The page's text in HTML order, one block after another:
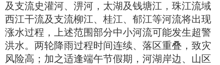
及支流史灌河、淠河，太湖及钱塘江，珠江流域
西江干流及支流柳江、桂江、郁江等河流将出现
涨水过程，上述范围部分中小河流可能发生超警
洪水。两轮降雨过程时间连续、落区重叠，致灾
风险高；加之适逢端午节假期，河湖岸边、山区